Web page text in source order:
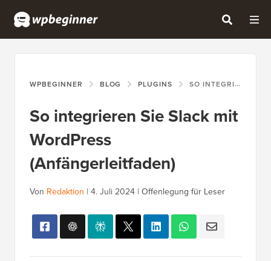
WPBEGINNER BLOG PLUGINS SO INTEGRIEREN SIE SLACK MIT WORDPRESS (ANFÄNGERLEITFADEN)
So integrieren Sie Slack mit
WordPress
(Anfängerleitfaden)
Von Redaktion | 4. Juli 2024 | Offenlegung für Leser